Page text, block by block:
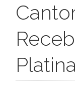
Platina